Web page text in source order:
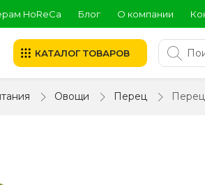
HoReCa Блог О компании
КАТАЛОГ ТОВАРОВ
Овощи Перец